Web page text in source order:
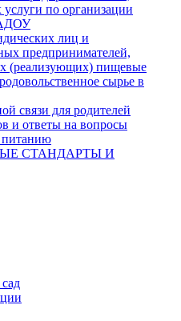
по организации
лиц и
предпринимателей,
(реализующих) пищевые
сырье в
связи для родителей
и ответы на вопросы
питанию
СТАНДАРТЫ И